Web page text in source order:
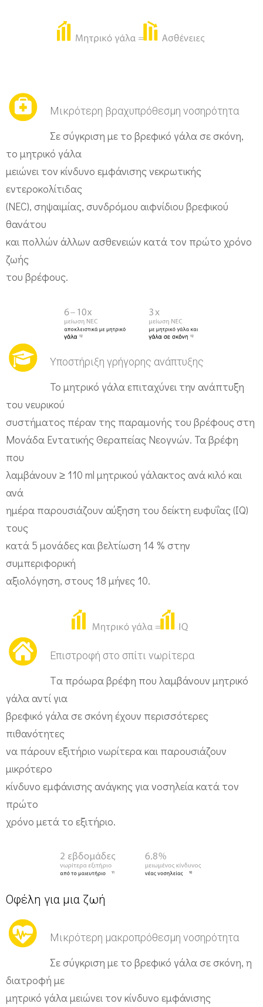
Μικρότερη βραχυπρόθεσμη νοσηρότητα
Σε σύγκριση με το βρεφικό γάλα σε σκόνη,
το μητρικό γάλα
μειώνει τον κίνδυνο εμφάνισης νεκρωτικής
εντεροκολίτιδας
(NEC), σηψαιμίας, συνδρόμου αιφνίδιου βρεφικού
θανάτου
και πολλών άλλων ασθενειών κατά τον πρώτο χρόνο
ζωής
του βρέφους.
Υποστήριξη γρήγορης ανάπτυξης
Το μητρικό γάλα επιταχύνει την ανάπτυξη
του νευρικού
συστήματος πέραν της παραμονής του βρέφους στη
Μονάδα Εντατικής Θεραπείας Νεογνών. Τα βρέφη
που
λαμβάνουν ≥ 110 ml μητρικού γάλακτος ανά κιλό και
ανά
ημέρα παρουσιάζουν αύξηση του δείκτη ευφυΐας (IQ)
τους
κατά 5 μονάδες και βελτίωση 14 % στην
συμπεριφορική
αξιολόγηση, στους 18 μήνες 10.
Επιστροφή στο σπίτι νωρίτερα
Tα πρόωρα βρέφη που λαμβάνουν μητρικό
γάλα αντί για
βρεφικό γάλα σε σκόνη έχουν περισσότερες
πιθανότητες
να πάρουν εξιτήριο νωρίτερα και παρουσιάζουν
μικρότερο
κίνδυνο εμφάνισης ανάγκης για νοσηλεία κατά τον
πρώτο
χρόνο μετά το εξιτήριο.
Οφέλη για μια ζωή
Μικρότερη μακροπρόθεσμη νοσηρότητα
Σε σύγκριση με το βρεφικό γάλα σε σκόνη, η
διατροφή με
μητρικό γάλα μειώνει τον κίνδυνο εμφάνισης